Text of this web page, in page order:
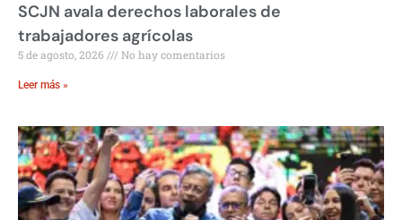
SCJN avala derechos laborales de
trabajadores agrícolas
5 de agosto, 2026 No hay comentarios
Leer más »